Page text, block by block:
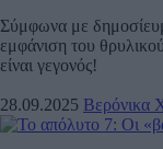
Σύμφωνα με
εμφάνιση του
είναι γεγονός!
28.09.2025 Βερόνικα